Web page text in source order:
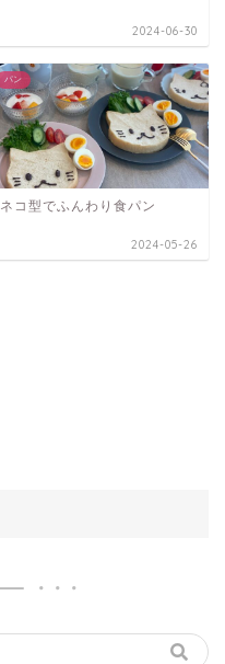
2024-06-30
パン
ネコ型でふんわり食パン
2024-05-26